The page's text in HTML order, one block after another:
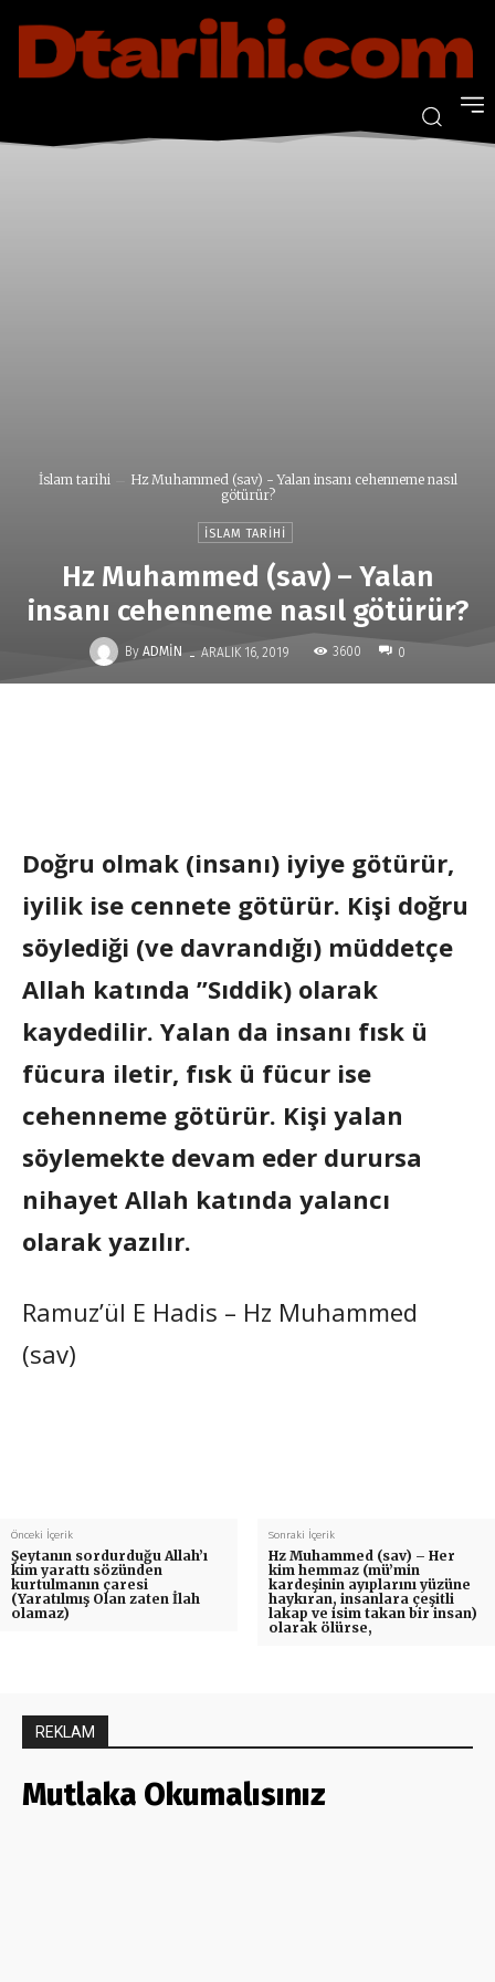
İslam tarihi
Hz Muhammed (sav) - Yalan insanı cehenneme nasıl
götürür?
İSLAM TARIHI
Hz Muhammed (sav) – Yalan
insanı cehenneme nasıl götürür?
By ADMIN - ARALIK 16, 2019 3600 0
Doğru olmak (insanı) iyiye götürür,
iyilik ise cennete götürür. Kişi doğru
söylediği (ve davrandığı) müddetçe
Allah katında ”Sıddik) olarak
kaydedilir. Yalan da insanı fısk ü
fücura iletir, fısk ü fücur ise
cehenneme götürür. Kişi yalan
söylemekte devam eder durursa
nihayet Allah katında yalancı
olarak yazılır.
Ramuz’ül E Hadis – Hz Muhammed
(sav)
Önceki İçerik
Şeytanın sordurduğu Allah’ı
kim yarattı sözünden
kurtulmanın çaresi
(Yaratılmış Olan zaten İlah
olamaz)
Sonraki İçerik
Hz Muhammed (sav) – Her
kim hemmaz (mü’min
kardeşinin ayıplarını yüzüne
haykıran, insanlara çeşitli
lakap ve isim takan bir insan)
olarak ölürse,
REKLAM
Mutlaka Okumalısınız